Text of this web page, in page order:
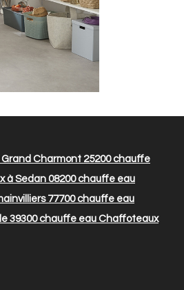
Charmont 25200chauffe
Sedan 08200chauffe eau
77700chauffe eau
39300chauffe eau Chaffoteaux